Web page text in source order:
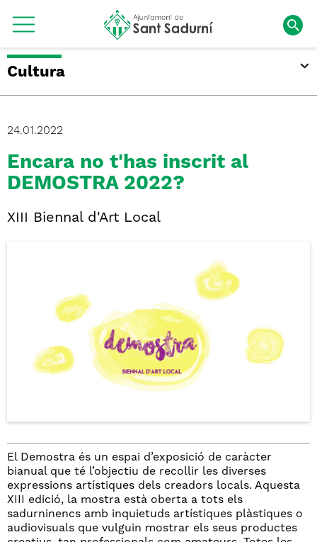
Cultura
24.01.2022
Encara no t'has inscrit al
DEMOSTRA 2022?
XIII Biennal d'Art Local
El Demostra és un espai d’exposició de caràcter
bianual que té l’objectiu de recollir les diverses
expressions artístiques dels creadors locals. Aquesta
XIII edició, la mostra està oberta a tots els
sadurninencs amb inquietuds artístiques plàstiques o
audiovisuals que vulguin mostrar els seus productes